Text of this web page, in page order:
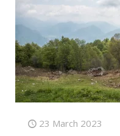
23 March 2023